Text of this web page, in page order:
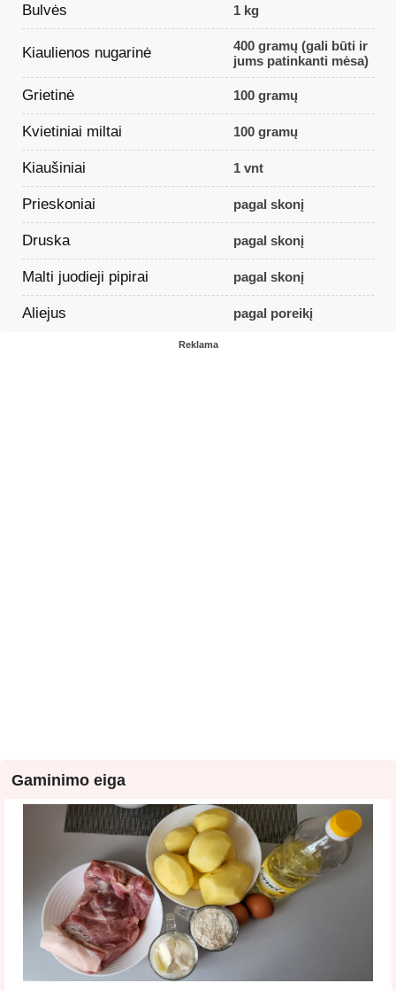
Bulvės 1 kg
Kiaulienos nugarinė
400 gramų (gali būti ir
jums patinkanti mėsa)
Grietinė 100 gramų
Kvietiniai miltai 100 gramų
Kiaušiniai 1 vnt
Prieskoniai pagal skonį
Druska pagal skonį
Malti juodieji pipirai pagal skonį
Aliejus pagal poreikį
Reklama
Gaminimo eiga